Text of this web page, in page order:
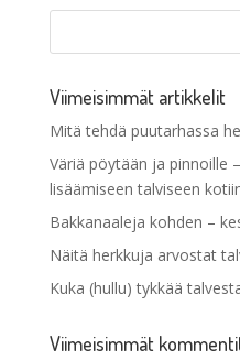
Viimeisimmät artikkelit
Mitä tehdä puutarhassa
Väriä pöytään ja pinnoille
lisäämiseen talviseen
Bakkanaaleja kohden –
Näitä herkkuja arvostat
Kuka (hullu) tykkää
Viimeisimmät